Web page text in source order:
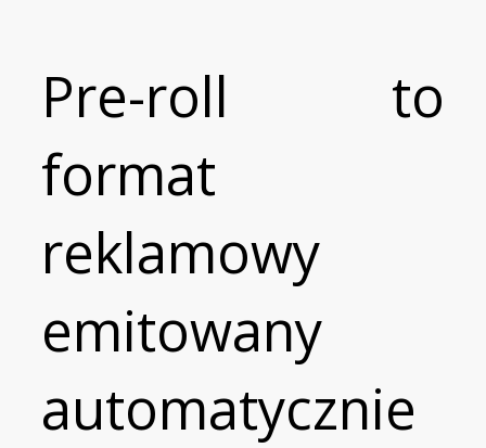
Pre-roll to
format
reklamowy
emitowany
automatycznie